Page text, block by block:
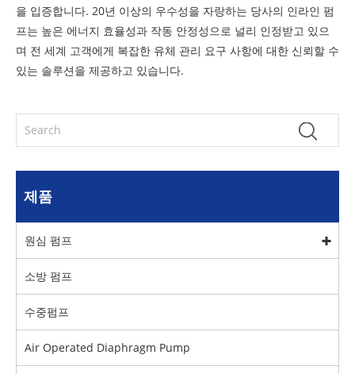
을 입증합니다. 20년 이상의 우수성을 자랑하는 당사의 인라인 펌
프는 높은 에너지 효율성과 작동 안정성으로 널리 인정받고 있으
며 전 세계 고객에게 복잡한 유체 관리 요구 사항에 대한 신뢰할 수
있는 솔루션을 제공하고 있습니다.
제품
원심 펌프
소방 펌프
수중펌프
Air Operated Diaphragm Pump